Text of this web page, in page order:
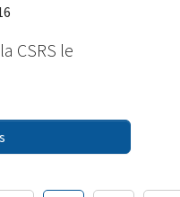
CSRS le